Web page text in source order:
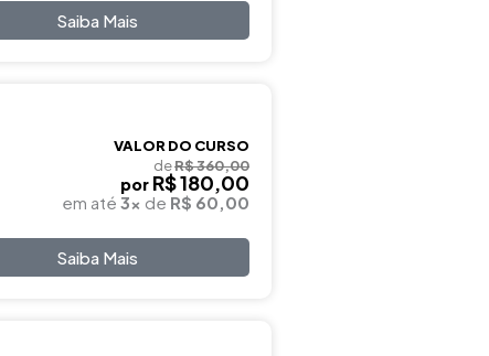
Saiba Mais
VALOR DO CURSO
deR$ 360,00
por R$ 180,00
em até 3x de R$ 60,00
Saiba Mais